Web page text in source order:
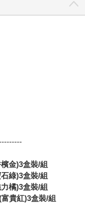
金)3盒裝/組
綠)3盒裝/組
橘)3盒裝/組
貴紅)3盒裝/組